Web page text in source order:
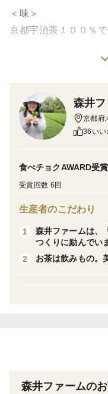
その期間のご注文は
しくお願い致します‼
感謝
＜味＞
京都宇治茶１００％
海外の紅茶のような
収穫直後の紅茶はフ
るため、ひと夏の熟
こだわりの京都紅茶
＜栽培のこだわり＞
森井ファームのお茶
す。
森井
京都府
36いい
食べチョクAWARD受
受賞回数 6回
生産者のこだわり
1
森井ファームは、
つくりに励んでい
2
お茶は飲みもの。
森井ファームの